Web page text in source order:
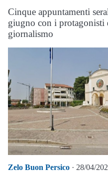
Cinque appuntamenti
giugno con i protagonisti
giornalismo
Zelo Buon Persico · 28/04/